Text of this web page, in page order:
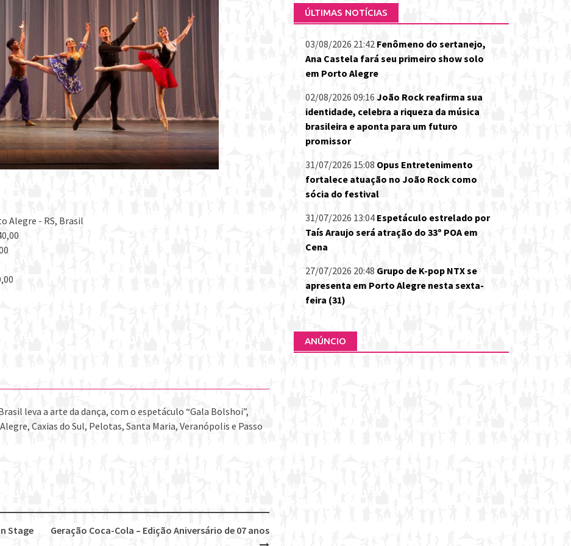
Alegre - RS, Brasil
leva a arte da dança, com o espetáculo “Gala Bolshoi”,
Caxias do Sul, Pelotas, Santa Maria, Veranópolis e Passo
Geração Coca-Cola – Edição Aniversário de 07 anos
Stage
ÚLTIMAS NOTÍCIAS
03/08/2026 21:42 Fenômeno do sertanejo,
Ana Castela fará seu primeiro show solo
em Porto Alegre
02/08/2026 09:16 João Rock reafirma sua
identidade, celebra a riqueza da música
brasileira e aponta para um futuro
promissor
31/07/2026 15:08 Opus Entretenimento
fortalece atuação no João Rock como
sócia do festival
31/07/2026 13:04 Espetáculo estrelado por
Taís Araujo será atração do 33º POA em
Cena
27/07/2026 20:48 Grupo de K-pop NTX se
apresenta em Porto Alegre nesta sexta-
feira (31)
ANÚNCIO